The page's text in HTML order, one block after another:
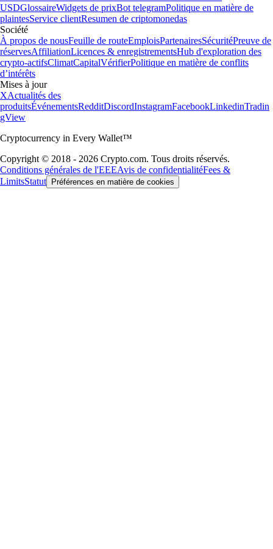
USDGlossaireWidgets de prixBot telegramPolitique en matière de
plaintesService clientResumen de criptomonedas
Société
À propos de nousFeuille de routeEmploisPartenairesSécuritéPreuve de
réservesAffiliationLicences & enregistrementsHub d'exploration des
crypto-actifsClimatCapitalVérifierPolitique en matière de conflits
d’intérêts
Mises à jour
XActualités des
produitsÉvénementsRedditDiscordInstagramFacebookLinkedinTradin
gView
Cryptocurrency in Every Wallet™
Copyright © 2018 - 2026 Crypto.com. Tous droits réservés.
Conditions générales de l'EEEAvis de confidentialitéFees &
LimitsStatut Préférences en matière de cookies